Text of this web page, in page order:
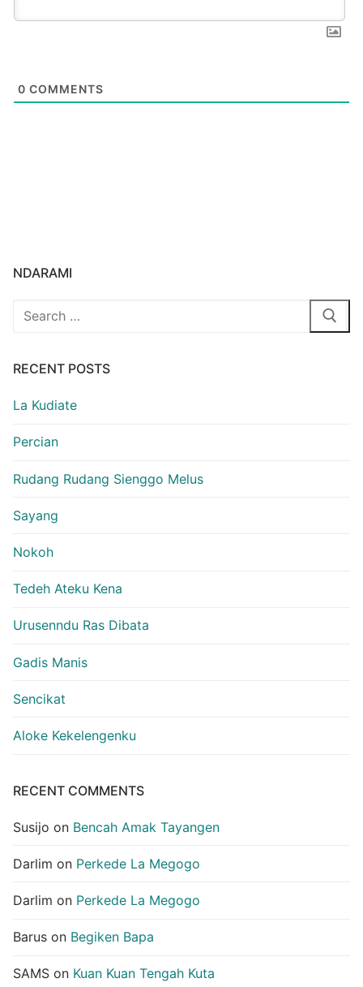
0 COMMENTS
NDARAMI
Search
RECENT POSTS
La Kudiate
Percian
Rudang Rudang Sienggo Melus
Sayang
Nokoh
Tedeh Ateku Kena
Urusenndu Ras Dibata
Gadis Manis
Sencikat
Aloke Kekelengenku
RECENT COMMENTS
Susijo on Bencah Amak Tayangen
Darlim on Perkede La Megogo
Darlim on Perkede La Megogo
Barus on Begiken Bapa
SAMS on Kuan Kuan Tengah Kuta